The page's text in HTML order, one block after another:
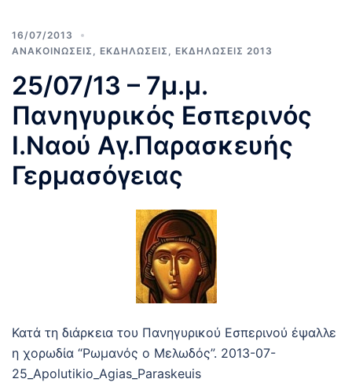
16/07/2013
ΑΝΑΚΟΙΝΩΣΕΙΣ
ΕΚΔΗΛΩΣΕΙΣ ΕΚΔΗΛΩΣΕΙΣ 2013
25/07/13 – 7μ.μ.
Πανηγυρικός Εσπερινός
Ι.Ναού Αγ.Παρασκευής
Γερμασόγειας
Κατά τη διάρκεια του Πανηγυρικού Εσπερινού έψαλλε
η χορωδία “Ρωμανός ο Μελωδός”. 2013-07-
25_Apolutikio_Agias_Paraskeuis